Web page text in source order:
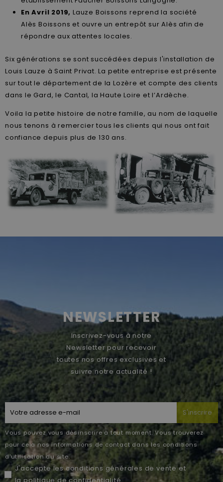
En Avril 2019, Lauze Boissons reprend la société
Alès Boissons et ouvre un entrepôt sur Alès afin de
répondre aux attentes locales.
Six générations se sont succédées depuis l'installation de
Louis Lauze à Saint Privat. La petite entreprise est présente
sur tout le département de la Lozère et compte des clients
dans le Gard, le Cantal, la Haute Loire et l’Ardèche.
Voila la petite histoire de notre famille, au nom de laquelle
nous tenons à remercier tous les clients qui nous ont fait
confiance depuis plus de 130 ans.
NEWSLETTER
Inscrivez-vous à notre
Newsletter pour recevoir
toutes nos offres exclusives et
suivre notre actualité !
S'inscrire
Vous pouvez vous désinscrire à tout moment. Vous trouverez
pour cela nos informations de contact dans les conditions
d'utilisation du site.
J'accepte lesconditions générales de vente et